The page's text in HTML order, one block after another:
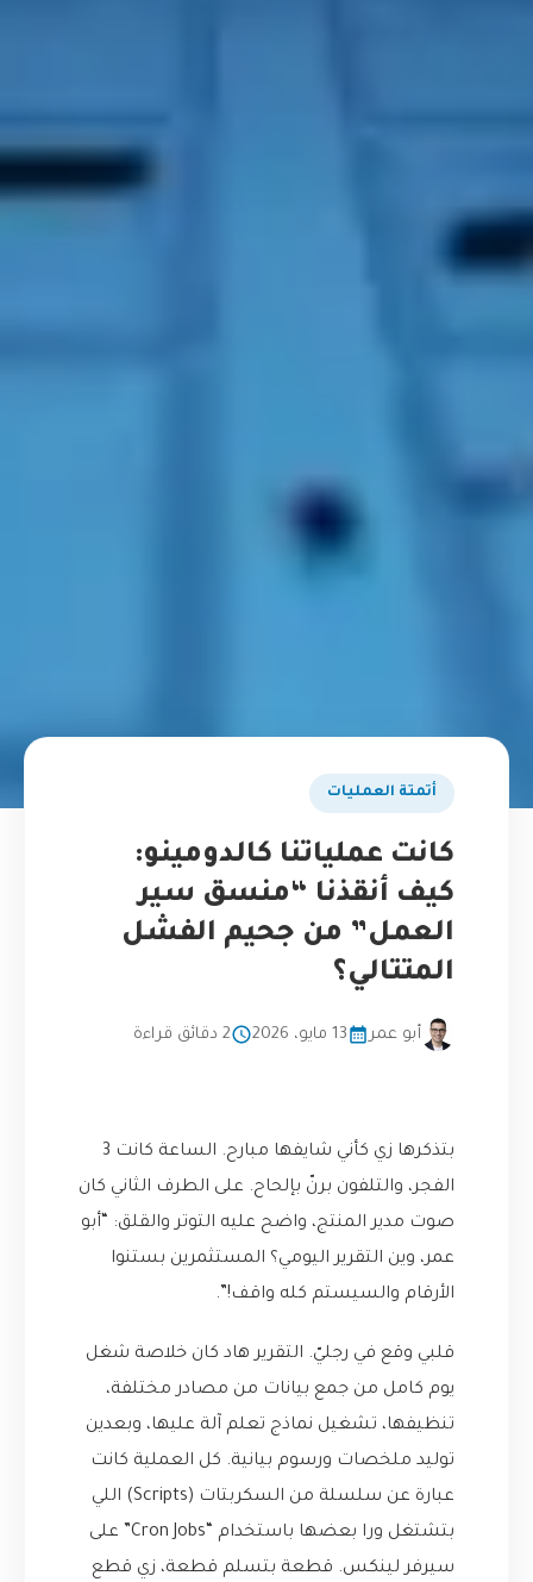
أتمتة العمليات
كانت عملياتنا كالدومينو:
كيف أنقذنا “منسق سير
العمل” من جحيم الفشل
المتتالي؟
أبو عمر 13 مايو، 2026 2 دقائق قراءة
بتذكرها زي كأني شايفها مبارح. الساعة كانت 3
الفجر، والتلفون برنّ بإلحاح. على الطرف الثاني كان
صوت مدير المنتج، واضح عليه التوتر والقلق: “أبو
عمر، وين التقرير اليومي؟ المستثمرين بستنوا
الأرقام والسيستم كله واقف!”.
قلبي وقع في رجليّ. التقرير هاد كان خلاصة شغل
يوم كامل من جمع بيانات من مصادر مختلفة،
تنظيفها، تشغيل نماذج تعلم آلة عليها، وبعدين
توليد ملخصات ورسوم بيانية. كل العملية كانت
عبارة عن سلسلة من السكربتات (Scripts) اللي
بتشتغل ورا بعضها باستخدام “Cron Jobs” على
سيرفر لينكس. قطعة بتسلم قطعة، زي قطع